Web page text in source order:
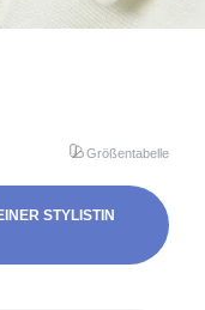
Größentabelle
STYLISTIN